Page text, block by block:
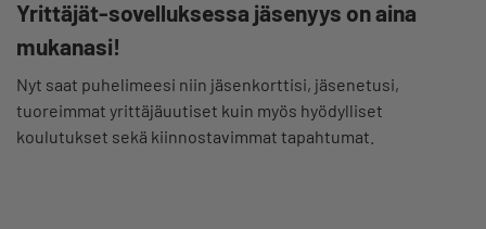
Yrittäjät-sovelluksessa jäsenyys on aina
mukanasi!
Nyt saat puhelimeesi niin jäsenkorttisi, jäsenetusi,
tuoreimmat yrittäjäuutiset kuin myös hyödylliset
koulutukset sekä kiinnostavimmat tapahtumat.